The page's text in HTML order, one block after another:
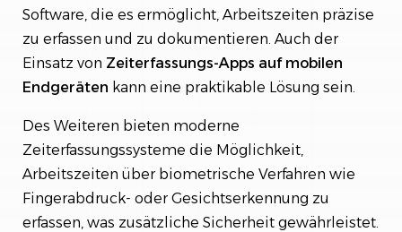
Software, die es ermöglicht, Arbeitszeiten präzise
zu erfassen und zu dokumentieren. Auch der
Einsatz von Zeiterfassungs-Apps auf mobilen
Endgeräten kann eine praktikable Lösung sein.
Des Weiteren bieten moderne
Zeiterfassungssysteme die Möglichkeit,
Arbeitszeiten über biometrische Verfahren wie
Fingerabdruck- oder Gesichtserkennung zu
erfassen, was zusätzliche Sicherheit gewährleistet.